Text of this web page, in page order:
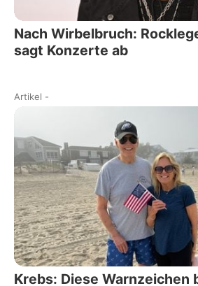
Nach Wirbelbruch:
sagt Konzerte ab
Artikel -
Krebs: Diese Warnzeichen